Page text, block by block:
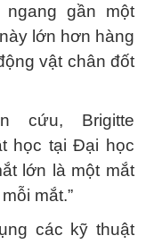
gần một
lớn hơn hàng
vật chân đốt
cứu, Brigitte
học tại Đại học
lớn là một mắt
mắt.”
các kỹ thuật